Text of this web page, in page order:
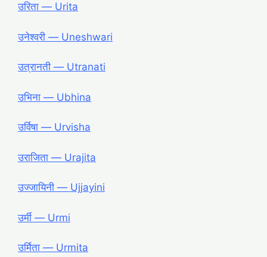
उरिता ― Urita
उनेश्वरी ― Uneshwari
उत्रानती ― Utranati
उभिना ― Ubhina
उर्विषा ― Urvisha
उराजिता ― Urajita
उज्जायिनी ― Ujjayini
उर्मी ― Urmi
उर्मिता ― Urmita